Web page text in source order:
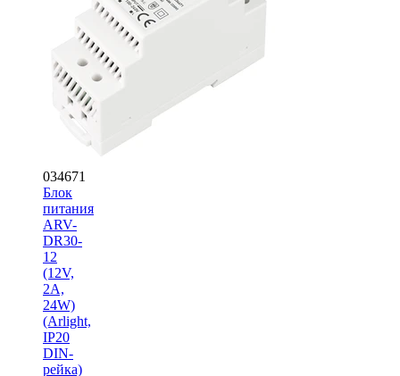
034671
Блок
питания
ARV-
DR30-
12
(12V,
2A,
24W)
(Arlight,
IP20
DIN-
рейка)